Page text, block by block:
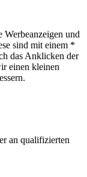
Werbeanzeigen und
sind mit einem *
das Anklicken der
einen kleinen
an qualifizierten